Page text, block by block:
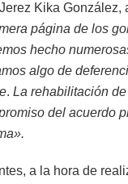
Kika González,
página de los
hecho
algo de
. La rehabilitación
del acuerdo
a la hora de